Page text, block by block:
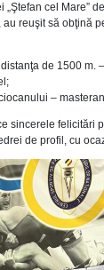
„Ştefan cel Mare”
reuşit să obţină
de 1500 m.
–
sincerele felicitări
de profil, cu